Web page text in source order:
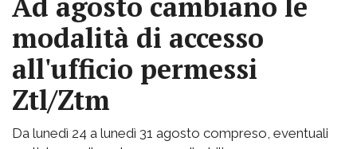
modalità di accesso
all'ufficio permessi
Ztl/Ztm
Da lunedì 24 a lunedì 31 agosto compreso, eventuali